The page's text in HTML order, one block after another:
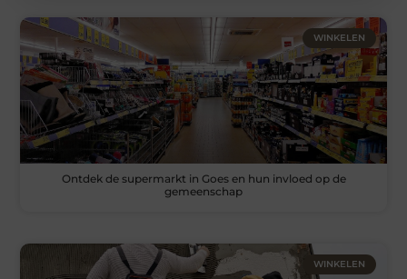
WINKELEN
Ontdek de supermarkt in Goes en hun invloed op de
gemeenschap
WINKELEN